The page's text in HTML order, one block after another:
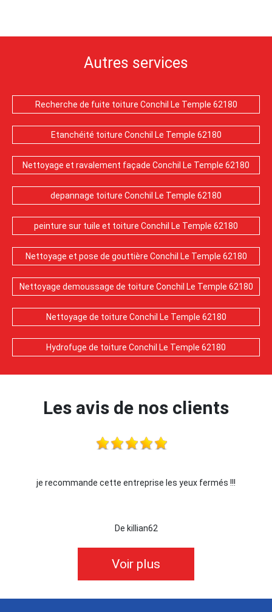
Autres services
Recherche de fuite toiture Conchil Le Temple 62180
Etanchéité toiture Conchil Le Temple 62180
Nettoyage et ravalement façade Conchil Le Temple 62180
depannage toiture Conchil Le Temple 62180
peinture sur tuile et toiture Conchil Le Temple 62180
Nettoyage et pose de gouttière Conchil Le Temple 62180
Nettoyage demoussage de toiture Conchil Le Temple 62180
Nettoyage de toiture Conchil Le Temple 62180
Hydrofuge de toiture Conchil Le Temple 62180
Les avis de nos clients
recommande cette entreprise les yeux fermés !!!
De killian62
Voir plus